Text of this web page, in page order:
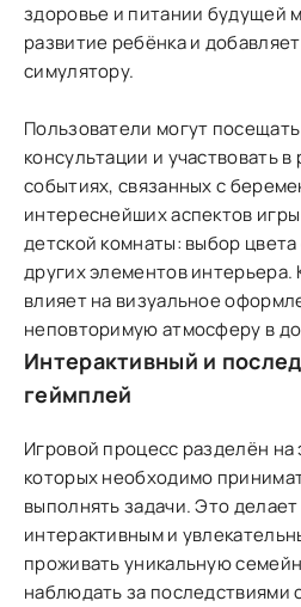
здоровье и питании будущей
развитие ребёнка и
симулятору.
Пользователи могут
консультации и участвовать
событиях, связанных с
интереснейших аспектов
детской комнаты: выбор
других элементов
влияет на визуальное
неповторимую атмосферу в
Интерактивный и
геймплей
Игровой процесс разделён на
которых необходимо
выполнять задачи. Это
интерактивным и
проживать уникальную
наблюдать за последствиями